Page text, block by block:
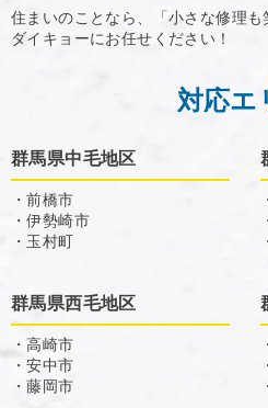
住まいのことなら、「小さな修理
ダイキョーにお任せください！
対応エ
群馬県中毛地区
・前橋市
・伊勢崎市
・玉村町
群馬県西毛地区
・高崎市
・安中市
・藤岡市